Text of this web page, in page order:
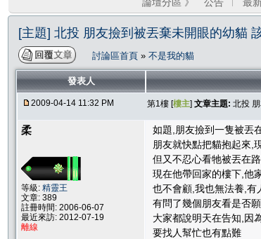
[主題] 北投 朋友撿到被丟棄未開眼的幼貓
討論區首頁 » 不是我的貓
發表人
2009-04-14 11:32 PM 第1樓 [樓主] 文章主題: 北投
柔
等級: 精靈王
文章: 389
註冊時間: 2006-06-07
最近來訪: 2012-07-19
離線
如題,朋友撿到一隻被丟
朋友就快點把貓抱起來,
但又不忍心看牠被丟在
現在他帶回家的樓下,他
也不會顧,我也無法養,有
有問了幾個朋友看是否願
大家都說明天在告知,因
要找人幫忙也有點難